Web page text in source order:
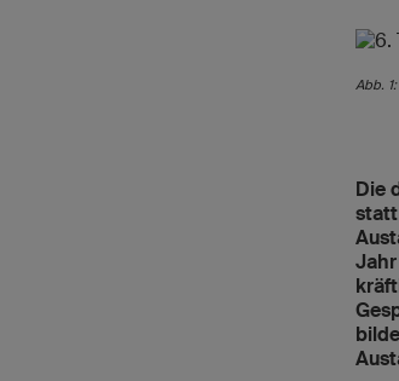
Abb.
Die